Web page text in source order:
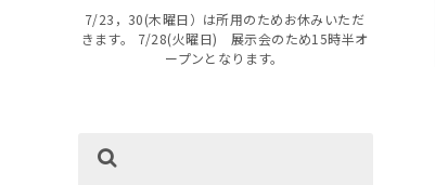
7/23，30(木曜日）は所用のためお休みいただ
きます。 7/28(火曜日) 展示会のため15時半オ
ープンとなります。